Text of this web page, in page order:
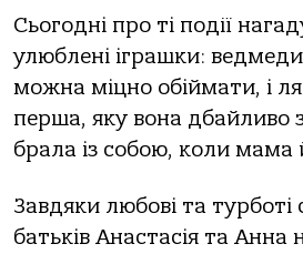
Сьогодні про ті події
улюблені іграшки:
можна міцно обіймати, і
перша, яку вона дбайливо
брала із собою, коли
Завдяки любові та
батьків Анастасія та Анна